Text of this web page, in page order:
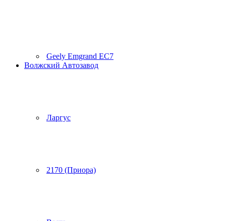
Geely Emgrand EC7
Волжский Автозавод
Ларгус
2170 (Приора)